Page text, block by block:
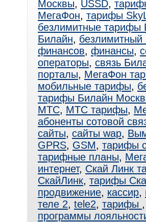
Москвы, USSD,
МегаФон, тарифы
безлимитные тарифы
Билайн,
финансов, финансы,
операторы, связь
порталы, МегаФон
мобильные тарифы,
тарифы Билайн
МТС, МТС тарифы,
абоненты сотовой
сайты, сайты wap,
GPRS, GSM, тарифы
тарифные планы,
интернет, Скай Линк
СкайЛинк, тарифы
продвижение, кассир,
теле 2, tele2, тарифы
программы